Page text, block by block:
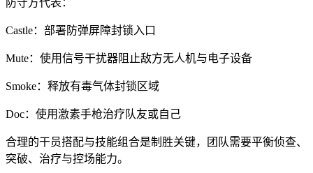
Castle：部署防弹屏障封锁入口
Mute：使用信号干扰器阻止敌方无人机与电子设备
Smoke：释放有毒气体封锁区域
Doc：使用激素手枪治疗队友或自己
合理的干员搭配与技能组合是制胜关键，团队需要平衡侦查、
突破、治疗与控场能力。